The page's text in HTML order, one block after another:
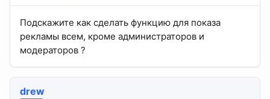
Подскажите как сделать функцию для показа
рекламы всем, кроме администраторов и
модераторов ?
drew